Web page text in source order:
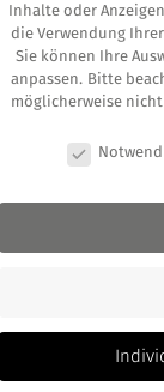
% ohne
sind nicht
eine
Inhalte oder
die Verwendung
Sie können Ihre
anpassen. Bitte
möglicherweise